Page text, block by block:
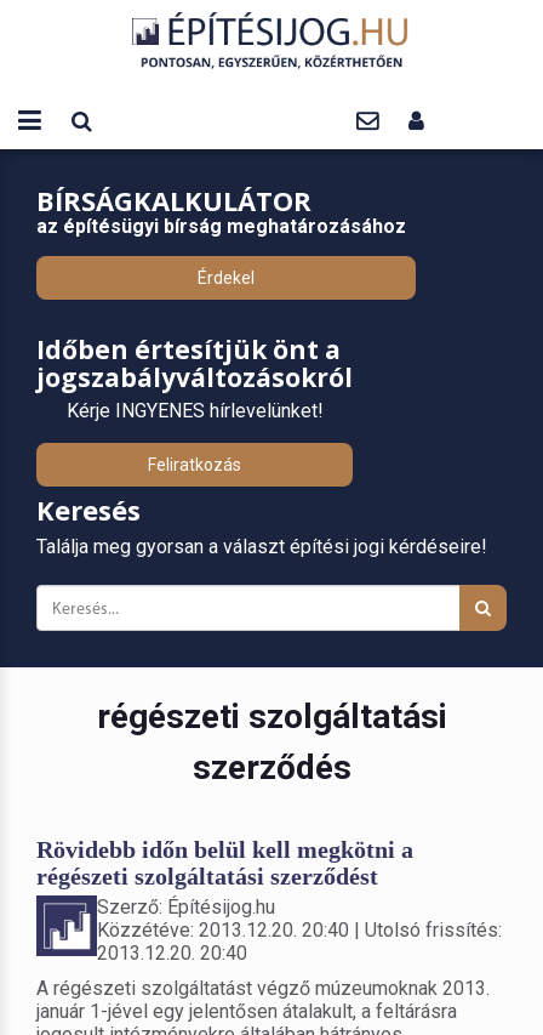
BÍRSÁGKALKULÁTOR
az építésügyi bírság meghatározásához
Érdekel
Időben értesítjük önt a
jogszabályváltozásokról
Kérje INGYENES hírlevelünket!
Feliratkozás
Keresés
Találja meg gyorsan a választ építési jogi kérdéseire!
régészeti szolgáltatási
szerződés
Rövidebb időn belül kell megkötni a
régészeti szolgáltatási szerződést
Szerző: Építésijog.hu
Közzétéve: 2013.12.20. 20:40 | Utolsó frissítés:
2013.12.20. 20:40
A régészeti szolgáltatást végző múzeumoknak 2013.
január 1-jével egy jelentősen átalakult, a feltárásra